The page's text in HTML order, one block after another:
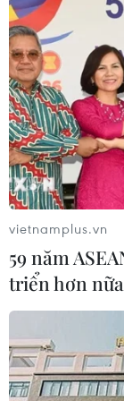
trên sàn chứng
hoặc đầu
vietnamplus.vn
59 năm
triển hơn